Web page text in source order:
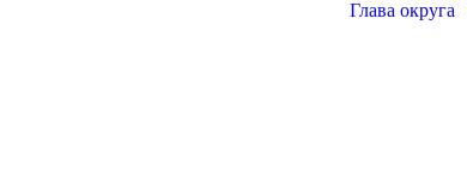
Глава округа